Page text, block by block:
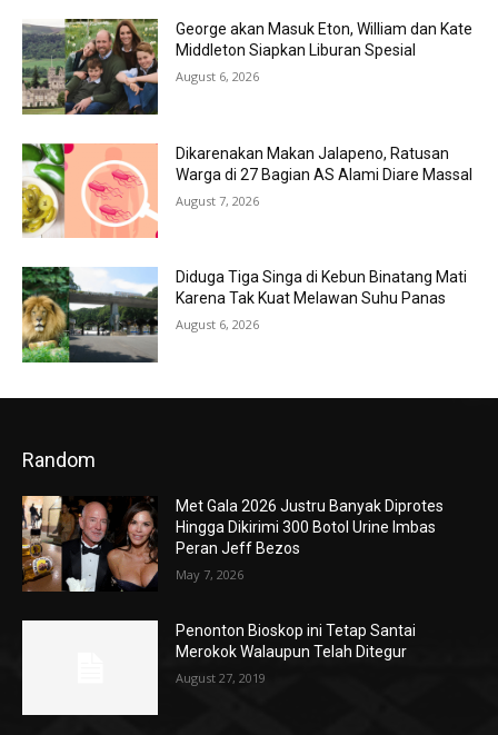
George akan Masuk Eton, William dan Kate
Middleton Siapkan Liburan Spesial
August 6, 2026
Dikarenakan Makan Jalapeno, Ratusan
Warga di 27 Bagian AS Alami Diare Massal
August 7, 2026
Diduga Tiga Singa di Kebun Binatang Mati
Karena Tak Kuat Melawan Suhu Panas
August 6, 2026
Random
Met Gala 2026 Justru Banyak Diprotes
Hingga Dikirimi 300 Botol Urine Imbas
Peran Jeff Bezos
May 7, 2026
Penonton Bioskop ini Tetap Santai
Merokok Walaupun Telah Ditegur
August 27, 2019